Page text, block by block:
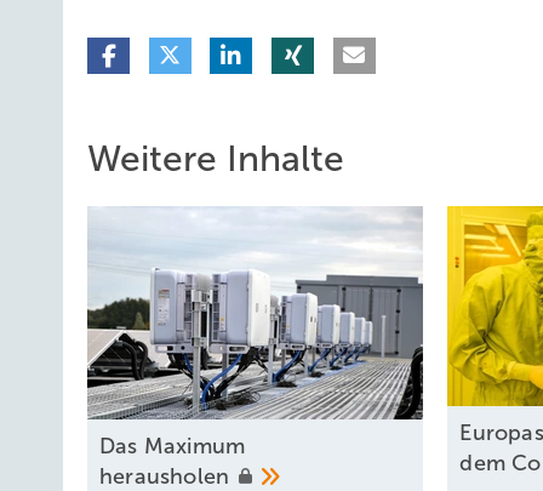
Weitere Inhalte
Das Maximum
herausholen
dem